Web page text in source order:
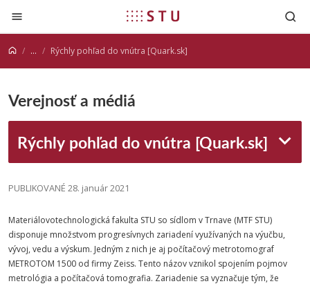
Prejsť na obsah
... Rýchly pohľad do vnútra [Quark.sk]
Verejnosť a médiá
Rýchly pohľad do vnútra [Quark.sk]
PUBLIKOVANÉ 28. január 2021
Materiálovotechnologická fakulta STU so sídlom v Trnave (MTF STU)
disponuje množstvom progresívnych zariadení využívaných na výučbu,
vývoj, vedu a výskum. Jedným z nich je aj počítačový metrotomograf
METROTOM 1500 od firmy Zeiss. Tento názov vznikol spojením pojmov
metrológia a počítačová tomografia. Zariadenie sa vyznačuje tým, že